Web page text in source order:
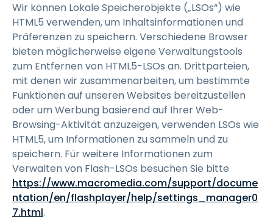
Wir können Lokale Speicherobjekte („LSOs“) wie
HTML5 verwenden, um Inhaltsinformationen und
Präferenzen zu speichern. Verschiedene Browser
bieten möglicherweise eigene Verwaltungstools
zum Entfernen von HTML5-LSOs an. Drittparteien,
mit denen wir zusammenarbeiten, um bestimmte
Funktionen auf unseren Websites bereitzustellen
oder um Werbung basierend auf Ihrer Web-
Browsing-Aktivität anzuzeigen, verwenden LSOs wie
HTML5, um Informationen zu sammeln und zu
speichern. Für weitere Informationen zum
Verwalten von Flash-LSOs besuchen Sie bitte
https://www.macromedia.com/support/docume
ntation/en/flashplayer/help/settings_manager0
7.html.